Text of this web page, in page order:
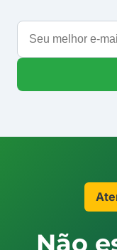
Seu
melhor
e-
Não